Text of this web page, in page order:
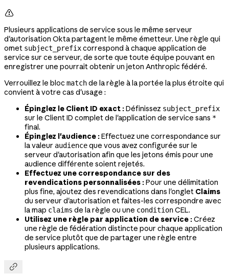

Plusieurs applications de service sous le même serveur
d'autorisation Okta partagent le même émetteur. Une règle qui
omet subject_prefixcorrespond à chaque application de
service sur ce serveur, de sorte que toute équipe pouvant en
enregistrer une pourrait obtenir un jeton Anthropic fédéré.
Verrouillez le bloc matchde la règle à la portée la plus étroite qui
convient à votre cas d'usage :
Épinglez le Client ID exact :Définissez subject_prefix
sur le Client ID complet de l'application de service sans *
final.
Épinglez l'audience :Effectuez une correspondance sur
la valeur audienceque vous avez configurée sur le
serveur d'autorisation afin que les jetons émis pour une
audience différente soient rejetés.
Effectuez une correspondance sur des
revendications personnalisées :Pour une délimitation
plus fine, ajoutez des revendications dans l'onglet Claims
du serveur d'autorisation et faites-les correspondre avec
la map claims de la règle ou une conditionCEL.
Utilisez une règle par application de service :Créez
une règle de fédération distincte pour chaque application
de service plutôt que de partager une règle entre
plusieurs applications.
